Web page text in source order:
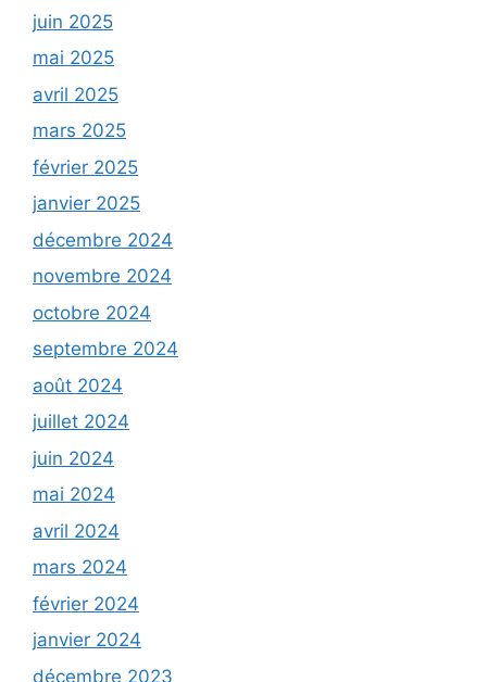
juin 2025
mai 2025
avril 2025
mars 2025
février 2025
janvier 2025
décembre 2024
novembre 2024
octobre 2024
septembre 2024
août 2024
juillet 2024
juin 2024
mai 2024
avril 2024
mars 2024
février 2024
janvier 2024
décembre 2023